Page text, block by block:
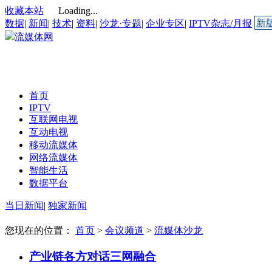
收藏本站
Loading...
数据| 新闻| 技术| 资料| 沙龙·专题| 企业专区| IPTV杂志/月报 新
流媒体网
首页
IPTV
互联网电视
互动电视
移动流媒体
网络流媒体
智能生活
数据平台
当日新闻| 独家新闻
您现在的位置： 首页 > 会议频道 > 流媒体沙龙
产业链各方对话三网融合